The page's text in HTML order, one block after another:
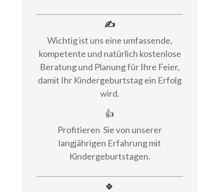
✍
Wichtig ist uns eine umfassende,
kompetente und natürlich kostenlose
Beratung und Planung für Ihre Feier,
damit Ihr Kindergeburtstag ein Erfolg
wird.
👍
Profitieren Sie von unserer
langjährigen Erfahrung mit
Kindergeburtstagen.
🍀